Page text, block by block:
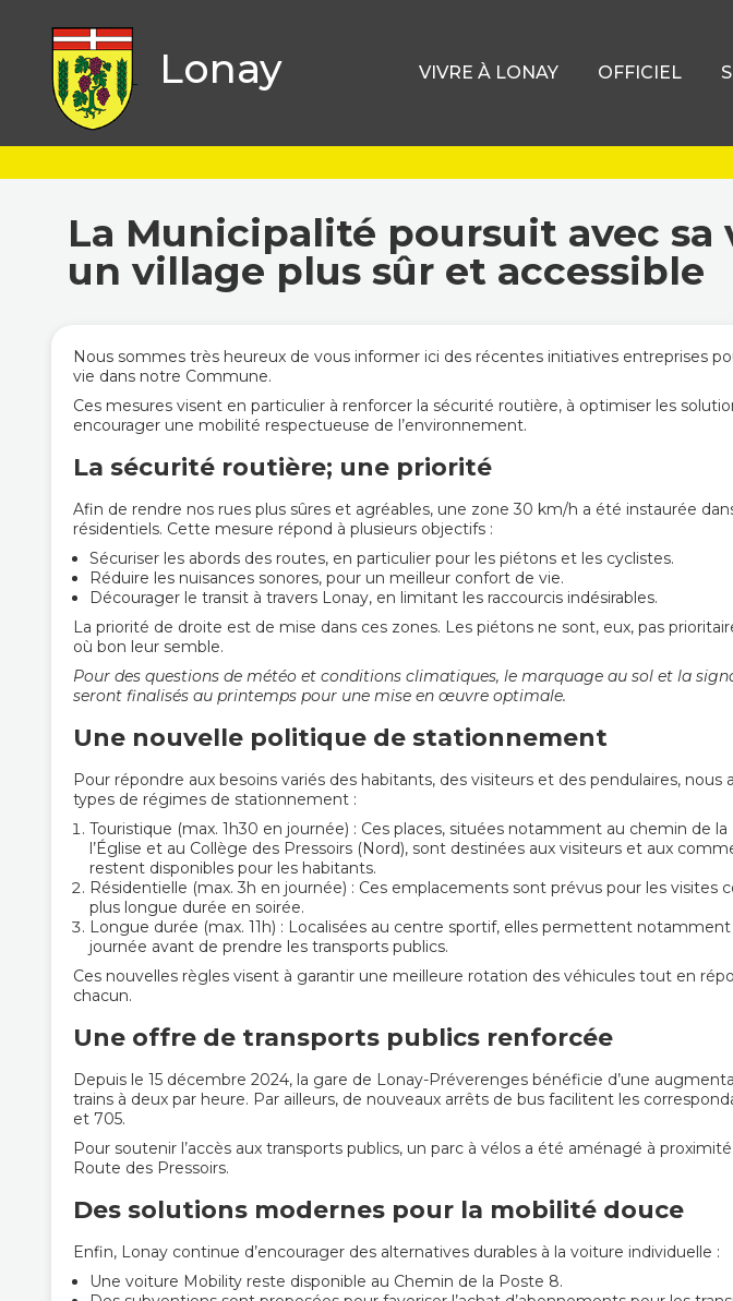
Lonay VIVRE À LONAY OFFICIEL
La Municipalité poursuit avec
un village plus sûr et accessible
Nous sommes très heureux de vous informer ici des récentes initiatives entreprises
vie dans notre Commune.
Ces mesures visent en particulier à renforcer la sécurité routière, à optimiser les
encourager une mobilité respectueuse de l’environnement.
La sécurité routière; une priorité
Afin de rendre nos rues plus sûres et agréables, une zone 30 km/h a été instaurée
résidentiels. Cette mesure répond à plusieurs objectifs :
Sécuriser les abords des routes, en particulier pour les piétons et les cyclistes.
Réduire les nuisances sonores, pour un meilleur confort de vie.
Décourager le transit à travers Lonay, en limitant les raccourcis indésirables.
La priorité de droite est de mise dans ces zones. Les piétons ne sont, eux, pas
où bon leur semble.
Pour des questions de météo et conditions climatiques, le marquage au sol et la
seront finalisés au printemps pour une mise en œuvre optimale.
Une nouvelle politique de stationnement
Pour répondre aux besoins variés des habitants, des visiteurs et des pendulaires, nous
types de régimes de stationnement :
Touristique (max. 1h30 en journée) : Ces places, situées notamment au chemin de la
l’Église et au Collège des Pressoirs (Nord), sont destinées aux visiteurs et aux
restent disponibles pour les habitants.
Résidentielle (max. 3h en journée) : Ces emplacements sont prévus pour les visites
plus longue durée en soirée.
Longue durée (max. 11h) : Localisées au centre sportif, elles permettent
journée avant de prendre les transports publics.
Ces nouvelles règles visent à garantir une meilleure rotation des véhicules tout en
chacun.
Une offre de transports publics renforcée
Depuis le 15 décembre 2024, la gare de Lonay-Préverenges bénéficie d’une
trains à deux par heure. Par ailleurs, de nouveaux arrêts de bus facilitent les
et 705.
Pour soutenir l’accès aux transports publics, un parc à vélos a été aménagé à
Route des Pressoirs.
Des solutions modernes pour la mobilité douce
Enfin, Lonay continue d’encourager des alternatives durables à la voiture individuelle :
Une voiture Mobility reste disponible au Chemin de la Poste 8.